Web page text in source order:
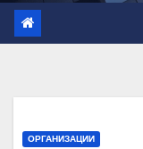
ОРГАНИЗАЦИИ